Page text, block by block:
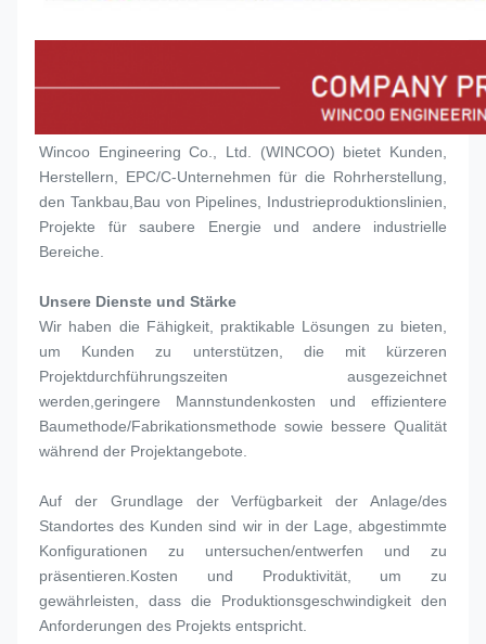
Wincoo Engineering Co., Ltd. (WINCOO) bietet Kunden,
Herstellern, EPC/C-Unternehmen für die Rohrherstellung,
den Tankbau,Bau von Pipelines, Industrieproduktionslinien,
Projekte für saubere Energie und andere industrielle
Bereiche.
Unsere Dienste und Stärke
Wir haben die Fähigkeit, praktikable Lösungen zu bieten,
um Kunden zu unterstützen, die mit kürzeren
Projektdurchführungszeiten ausgezeichnet
werden,geringere Mannstundenkosten und effizientere
Baumethode/Fabrikationsmethode sowie bessere Qualität
während der Projektangebote.
Auf der Grundlage der Verfügbarkeit der Anlage/des
Standortes des Kunden sind wir in der Lage, abgestimmte
Konfigurationen zu untersuchen/entwerfen und zu
präsentieren.Kosten und Produktivität, um zu
gewährleisten, dass die Produktionsgeschwindigkeit den
Anforderungen des Projekts entspricht.